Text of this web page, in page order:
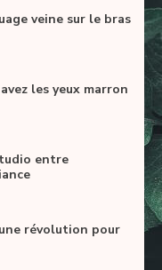
veine sur le bras
les yeux marron
entre
révolution pour